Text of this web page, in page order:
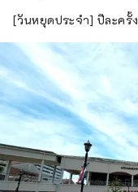
[วันหยุดประจำ] ปีละครั้